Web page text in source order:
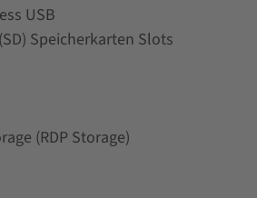
USB
Speicherkarten Slots
(RDP Storage)